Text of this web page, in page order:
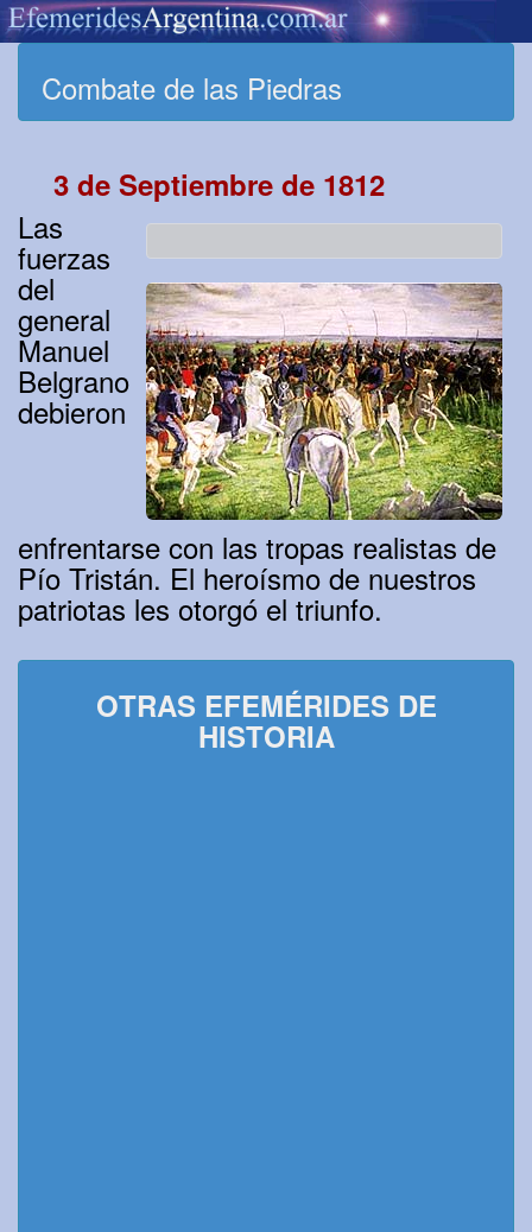
Combate de las Piedras
3 de Septiembre de 1812
Las
fuerzas
del
general
Manuel
Belgrano
debieron
enfrentarse con las tropas realistas de
Pío Tristán. El heroísmo de nuestros
patriotas les otorgó el triunfo.
OTRAS EFEMÉRIDES DE
HISTORIA